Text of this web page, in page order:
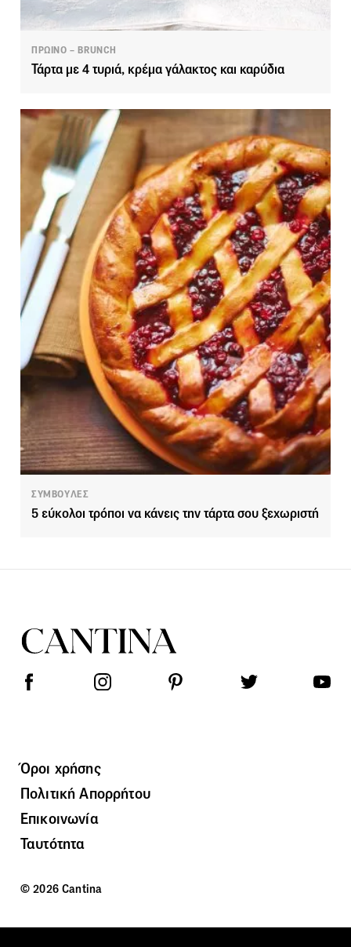
ΠΡΩΙΝΟ – BRUNCH
Τάρτα με 4 τυριά, κρέμα γάλακτος και καρύδια
ΣΥΜΒΟΥΛΕΣ
5 εύκολοι τρόποι να κάνεις την τάρτα σου ξεχωριστή
Όροι χρήσης
Πολιτική Απορρήτου
Επικοινωνία
Ταυτότητα
© 2026 Cantina